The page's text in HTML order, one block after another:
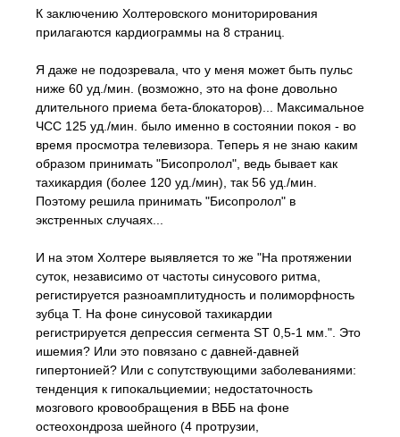
К заключению Холтеровского мониторирования
прилагаются кардиограммы на 8 страниц.
Я даже не подозревала, что у меня может быть пульс
ниже 60 уд./мин. (возможно, это на фоне довольно
длительного приема бета-блокаторов)... Максимальное
ЧСС 125 уд./мин. было именно в состоянии покоя - во
время просмотра телевизора. Теперь я не знаю каким
образом принимать "Бисопролол", ведь бывает как
тахикардия (более 120 уд./мин), так 56 уд./мин.
Поэтому решила принимать "Бисопролол" в
экстренных случаях...
И на этом Холтере выявляется то же "На протяжении
суток, независимо от частоты синусового ритма,
регистируется разноамплитудность и полиморфность
зубца Т. На фоне синусовой тахикардии
регистрируется депрессия сегмента ST 0,5-1 мм.". Это
ишемия? Или это повязано с давней-давней
гипертонией? Или с сопутствующими заболеваниями:
тенденция к гипокальциемии; недостаточность
мозгового кровообращения в ВББ на фоне
остеохондроза шейного (4 протрузии,